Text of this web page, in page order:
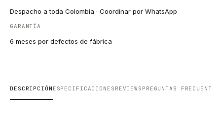
Despacho a toda Colombia · Coordinar por WhatsApp
GARANTÍA
6 meses por defectos de fábrica
DESCRIPCIÓN ESPECIFICACIONES REVIEWS PREGUNTAS FRECUENTES